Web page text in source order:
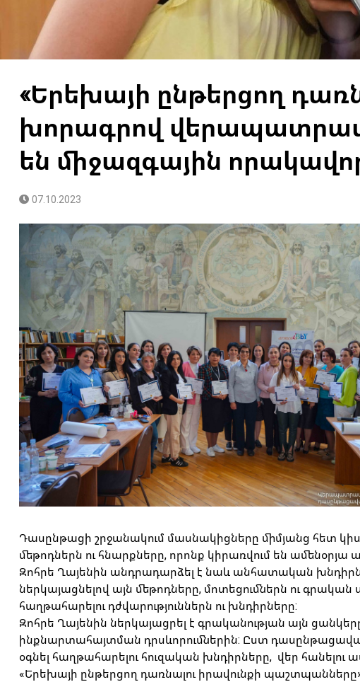
«Երեխայի ընթերցող
խորագրով
են միջազգային
07.10.2023
Դասընթացի շրջանակում մասնակիցները միմյանց հետ
մեթոդներն ու հնարքները, որոնք կիրառվում են
Զոհրե Ղայենին անդրադարձել է նաև անհատական
ներկայացնելով այն մեթոդները, մոտեցումներն ու
հաղթահարելու դժվարություններն ու խնդիրները:
Զոհրե Ղայենին ներկայացրել է գրականության այն
ինքնարտահայտման դրսևորումներին: Ըստ
օգնել հաղթահարելու հուզական խնդիրները, վեր հանելու
«Երեխայի ընթերցող դառնալու իրավունքի